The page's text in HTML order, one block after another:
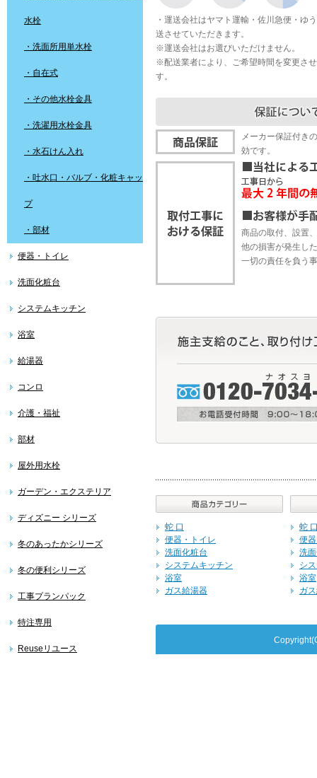
水栓
・洗面所用単水栓
・自在式
・その他水栓金具
・洗濯用水栓金具
・水石けん入れ
・吐水口・バルブ・化粧キャッ
プ
・部材
便器・トイレ
洗面化粧台
システムキッチン
浴室
給湯器
コンロ
介護・福祉
部材
屋外用水栓
ガーデン・エクステリア
ディズニー シリーズ
冬のあったかシリーズ
冬の便利シリーズ
工事プランパック
特注専用
Reuseリユース
・運送会社はヤマト運輸・佐川急便・ゆ
送させていただきます。
※運送会社はお選びいただけません。
※配送業者により、ご希望時間を変更さ
す。
メーカー保証付き
効です。
商品の取付、設置
他の損害が発生し
一切の責任を負う
蛇 口
便器・トイレ
洗面化粧台
システムキッチン
浴室
ガス給湯器
蛇
便
洗
シ
浴室
ガ